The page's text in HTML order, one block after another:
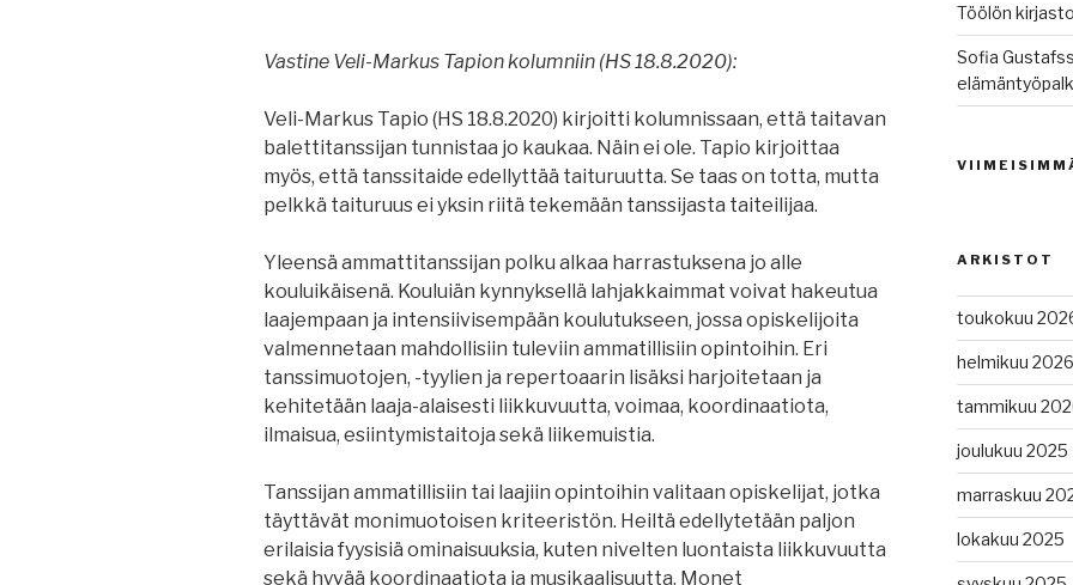
Vastine Veli-Markus Tapion kolumniin (HS 18.8.2020):
Veli-Markus Tapio (HS 18.8.2020) kirjoitti kolumnissaan, että taitavan
balettitanssijan tunnistaa jo kaukaa. Näin ei ole. Tapio kirjoittaa
myös, että tanssitaide edellyttää taituruutta. Se taas on totta, mutta
pelkkä taituruus ei yksin riitä tekemään tanssijasta taiteilijaa.
Yleensä ammattitanssijan polku alkaa harrastuksena jo alle
kouluikäisenä. Kouluiän kynnyksellä lahjakkaimmat voivat hakeutua
laajempaan ja intensiivisempään koulutukseen, jossa opiskelijoita
valmennetaan mahdollisiin tuleviin ammatillisiin opintoihin. Eri
tanssimuotojen, -tyylien ja repertoaarin lisäksi harjoitetaan ja
kehitetään laaja-alaisesti liikkuvuutta, voimaa, koordinaatiota,
ilmaisua, esiintymistaitoja sekä liikemuistia.
Tanssijan ammatillisiin tai laajiin opintoihin valitaan opiskelijat, jotka
täyttävät monimuotoisen kriteeristön. Heiltä edellytetään paljon
erilaisia fyysisiä ominaisuuksia, kuten nivelten luontaista liikkuvuutta
sekä hyvää koordinaatiota ja musikaalisuutta. Monet
Töölön
Sofia
ARKISTOT
toukokuu
helmikuu 2026
tammikuu
joulukuu 2025
marraskuu
lokakuu 2025